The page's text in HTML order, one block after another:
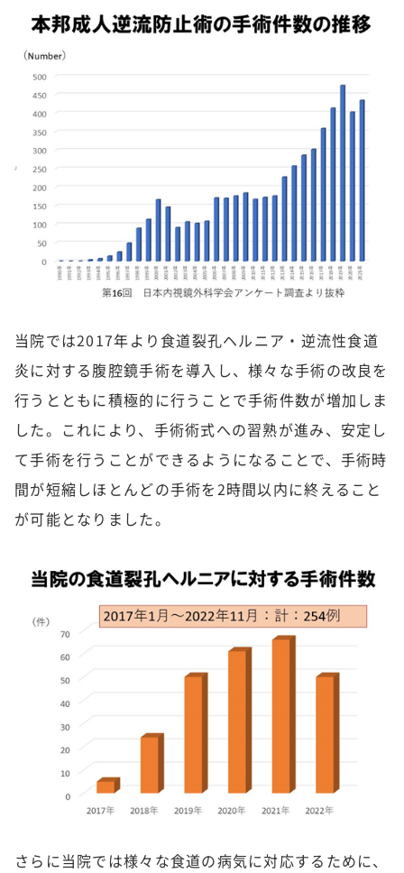
当院では2017年より食道裂孔ヘルニア・逆流性食道
炎に対する腹腔鏡手術を導入し、様々な手術の改良を
行うとともに積極的に行うことで手術件数が増加しま
した。これにより、手術術式への習熟が進み、安定し
て手術を行うことができるようになることで、手術時
間が短縮しほとんどの手術を2時間以内に終えること
が可能となりました。
さらに当院では様々な食道の病気に対応するために、